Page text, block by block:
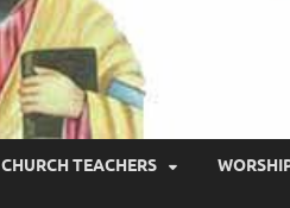
CHURCH TEACHERS